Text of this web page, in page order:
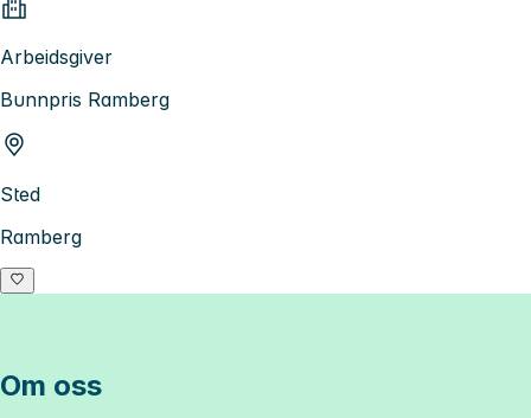
Arbeidsgiver
Bunnpris Ramberg
Sted
Ramberg
Om oss